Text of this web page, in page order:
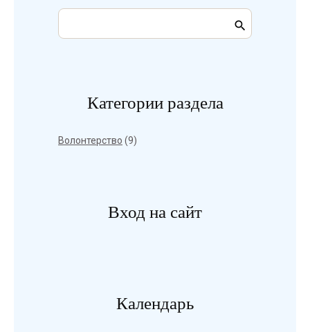
Категории раздела
Волонтерство (9)
Вход на сайт
Календарь